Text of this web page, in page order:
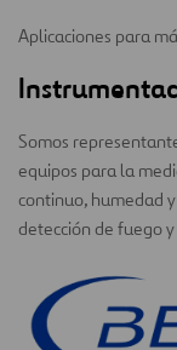
Aplicaciones para
Somos
equipos para la
continuo, humedad
detección de fuego y